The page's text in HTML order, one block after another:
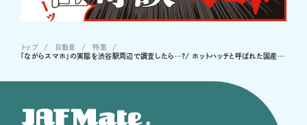
トップ 自動車
特集
「ながらスマホ」の実態を渋谷駅周辺で調査したら…?/ ホットハッチと呼ばれた国産コンパクトのスポーツグレード/ 今見ても斬新過ぎる昭和・平成のクルマたち/全国版！ 甘くないご当地お土産ランキング35選